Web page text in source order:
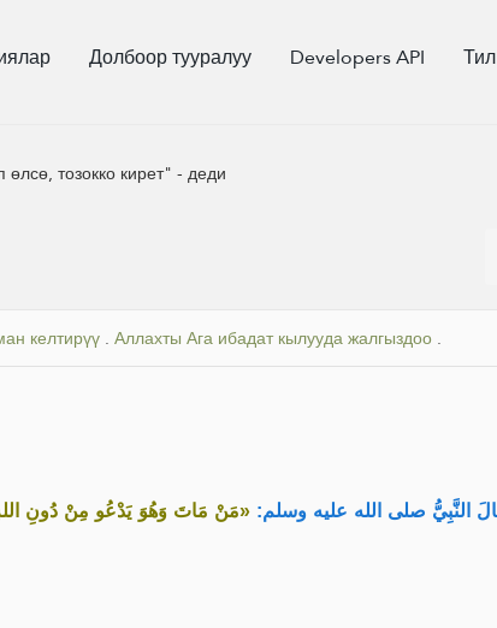
Долбоор тууралуу Developers API
тозокко кирет" - деди
келтирүү . Аллахты Ага ибадат кылууда жалгыздоо .
النَّبِيُّ صلى الله عليه وسلم: «مَنْ مَاتَ وَهُوَ يَدْعُو مِنْ دُونِ اللهِ